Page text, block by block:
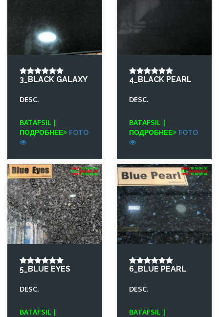
3_BLACK GALAXY
DESC.
BATAFSIL |
ПОДРОБНЕЕ
FOTO
4_BLACK PEARL
DESC.
BATAFSIL |
ПОДРОБНЕЕ
FOTO
5_BLUE EYES
DESC.
BATAFSIL |
6_BLUE PEARL
DESC.
BATAFSIL |